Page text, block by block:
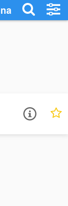
- Escuchar